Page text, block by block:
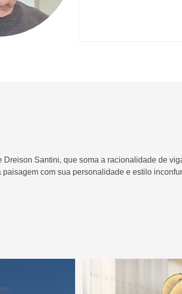
Santini, que soma a racionalidade de
com sua personalidade e estilo